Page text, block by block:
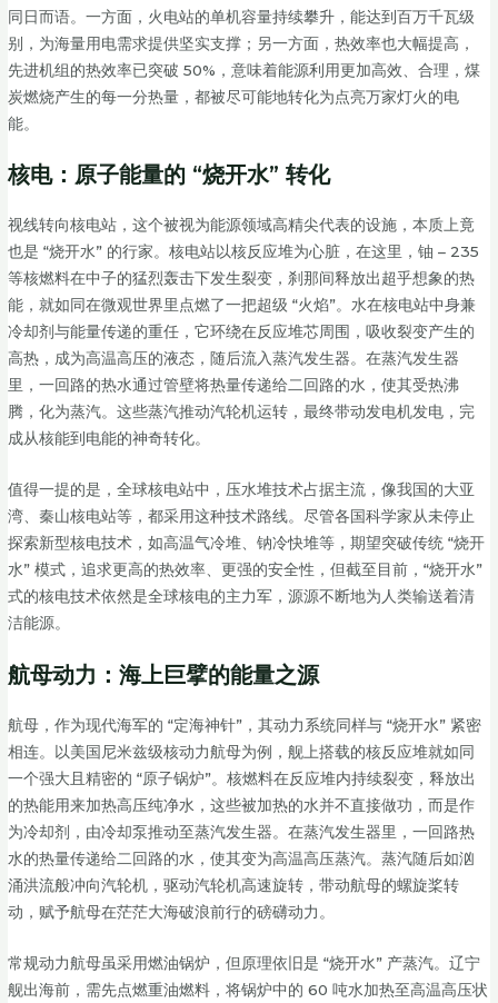
同日而语。一方面，火电站的单机容量持续攀升，能达到百万千瓦级
别，为海量用电需求提供坚实支撑；另一方面，热效率也大幅提高，
先进机组的热效率已突破 50%，意味着能源利用更加高效、合理，煤
炭燃烧产生的每一分热量，都被尽可能地转化为点亮万家灯火的电
能。
核电：原子能量的 “烧开水” 转化
视线转向核电站，这个被视为能源领域高精尖代表的设施，本质上竟
也是 “烧开水” 的行家。核电站以核反应堆为心脏，在这里，铀 – 235
等核燃料在中子的猛烈轰击下发生裂变，刹那间释放出超乎想象的热
能，就如同在微观世界里点燃了一把超级 “火焰”。水在核电站中身兼
冷却剂与能量传递的重任，它环绕在反应堆芯周围，吸收裂变产生的
高热，成为高温高压的液态，随后流入蒸汽发生器。在蒸汽发生器
里，一回路的热水通过管壁将热量传递给二回路的水，使其受热沸
腾，化为蒸汽。这些蒸汽推动汽轮机运转，最终带动发电机发电，完
成从核能到电能的神奇转化。
值得一提的是，全球核电站中，压水堆技术占据主流，像我国的大亚
湾、秦山核电站等，都采用这种技术路线。尽管各国科学家从未停止
探索新型核电技术，如高温气冷堆、钠冷快堆等，期望突破传统 “烧开
水” 模式，追求更高的热效率、更强的安全性，但截至目前，“烧开水”
式的核电技术依然是全球核电的主力军，源源不断地为人类输送着清
洁能源。
航母动力：海上巨擘的能量之源
航母，作为现代海军的 “定海神针”，其动力系统同样与 “烧开水” 紧密
相连。以美国尼米兹级核动力航母为例，舰上搭载的核反应堆就如同
一个强大且精密的 “原子锅炉”。核燃料在反应堆内持续裂变，释放出
的热能用来加热高压纯净水，这些被加热的水并不直接做功，而是作
为冷却剂，由冷却泵推动至蒸汽发生器。在蒸汽发生器里，一回路热
水的热量传递给二回路的水，使其变为高温高压蒸汽。蒸汽随后如汹
涌洪流般冲向汽轮机，驱动汽轮机高速旋转，带动航母的螺旋桨转
动，赋予航母在茫茫大海破浪前行的磅礴动力。
常规动力航母虽采用燃油锅炉，但原理依旧是 “烧开水” 产蒸汽。辽宁
舰出海前，需先点燃重油燃料，将锅炉中的 60 吨水加热至高温高压状